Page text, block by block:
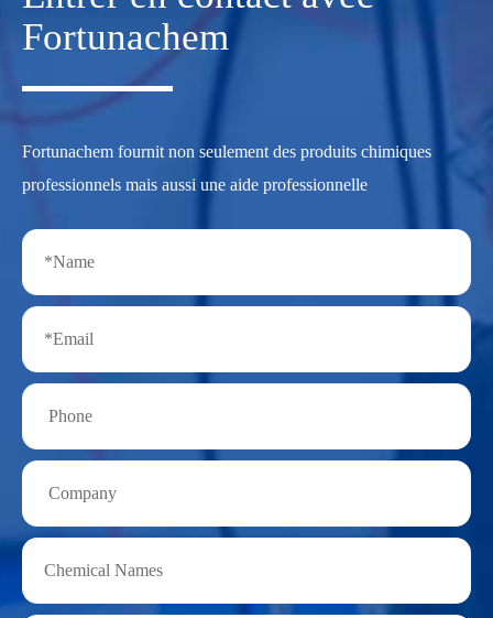
Fortunachem
Fortunachem fournit non seulement des produits chimiques
professionnels mais aussi une aide professionnelle